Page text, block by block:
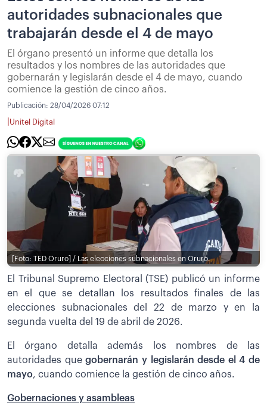
autoridades subnacionales que
trabajarán desde el 4 de mayo
El órgano presentó un informe que detalla los
resultados y los nombres de las autoridades que
gobernarán y legislarán desde el 4 de mayo, cuando
comience la gestión de cinco años.
Publicación: 28/04/2026 07:12
Unitel Digital
[Foto: TED Oruro] / Las elecciones subnacionales en Oruro.
El Tribunal Supremo Electoral (TSE) publicó un informe
en el que se detallan los resultados finales de las
elecciones subnacionales del 22 de marzo y en la
segunda vuelta del 19 de abril de 2026.
El órgano detalla además los nombres de las
autoridades quegobernarán y legislarán desde el 4 de
mayo, cuando comience la gestión de cinco años.
Gobernaciones y asambleas